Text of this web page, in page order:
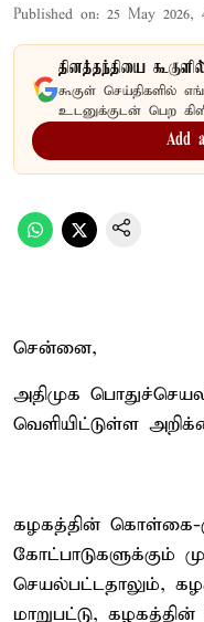
Published on: 25 May 2026,
தினத்தந்தியை
கூகுள் செய்திகளில்
உடனுக்குடன் பெற
Add
சென்னை,
அதிமுக
வெளியிட்டுள்ள
கழகத்தின் கொள்கை-
கோட்பாடுகளுக்கும்
செயல்பட்டதாலும்,
மாறுபட்டு,